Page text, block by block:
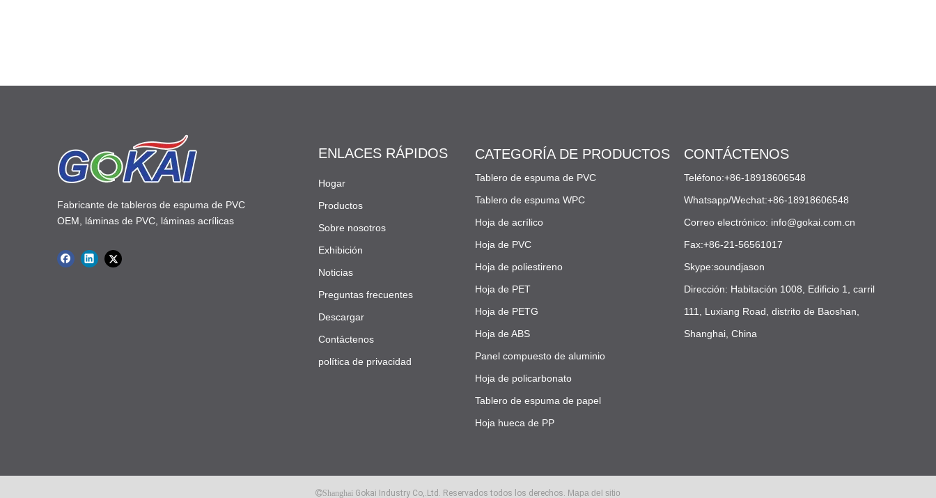
Fabricante de tableros de espuma de PVC
OEM, láminas de PVC, láminas acrílicas
ENLACES RÁPIDOS
Hogar
Productos
Sobre nosotros
Exhibición
Noticias
Preguntas frecuentes
Descargar
Contáctenos
política de privacidad
CATEGORÍA DE PRODUCTOS
Tablero de espuma de PVC
Tablero de espuma WPC
Hoja de acrílico
Hoja de PVC
Hoja de poliestireno
Hoja de PET
Hoja de PETG
Hoja de ABS
Panel compuesto de aluminio
Hoja de policarbonato
Tablero de espuma de papel
Hoja hueca de PP
CONTÁCTENOS
Teléfono:+86-18918606548
Whatsapp/Wechat:+86-18918606548
Correo electrónico: info@gokai.com.cn
Fax:+86-21-56561017
Skype:soundjason
Dirección: Habitación 1008, Edificio 1, carril
111, Luxiang Road, distrito de Baoshan,
Shanghai, China
Shanghai Gokai Industry Co,.Ltd. Reservados todos los derechos. Mapa del sitio